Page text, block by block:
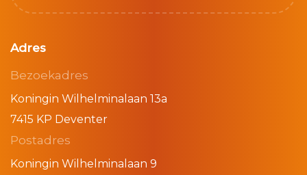
Adres
Bezoekadres
Koningin Wilhelminalaan 13a
7415 KP Deventer
Postadres
Koningin Wilhelminalaan 9